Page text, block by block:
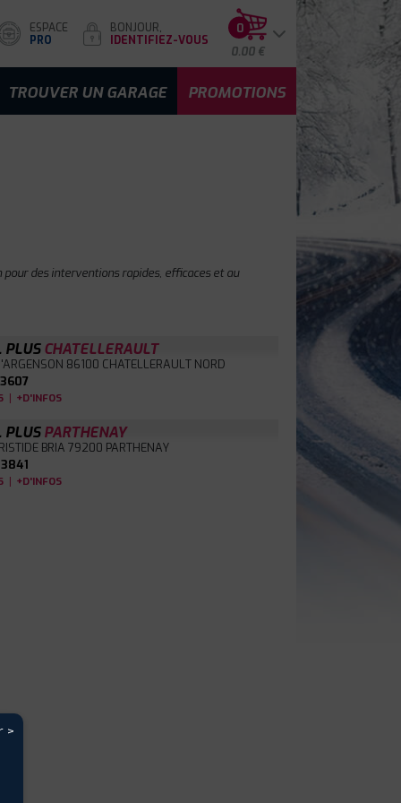
ESPACE
PRO
BONJOUR,
IDENTIFIEZ-VOUS
0
0.00 €
TROUVER UN GARAGE PROMOTIONS
des interventions rapides, efficaces et au
PLUSCHATELLERAULT
86100 CHATELLERAULT NORD
| +D'INFOS
PLUSPARTHENAY
BRIA 79200 PARTHENAY
| +D'INFOS
>